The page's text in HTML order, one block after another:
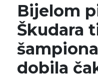
Bijelom
Škudara
dobila